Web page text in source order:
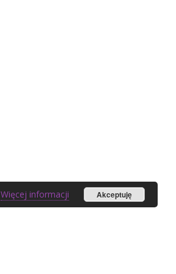
Więcej informacji Akceptuję